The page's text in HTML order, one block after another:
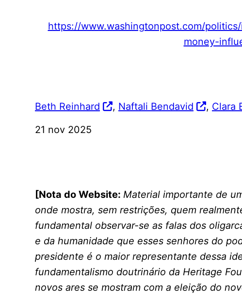
https://www.washingtonpost.com/
money-
Beth Reinhard , Naftali Bendavid , Clara
21 nov 2025
[Nota do Website: Material importante de
onde mostra, sem restrições, quem
fundamental observar-se as falas dos
e da humanidade que esses senhores do
presidente é o maior representante dessa
fundamentalismo doutrinário da Heritage
novos ares se mostram com a eleição do